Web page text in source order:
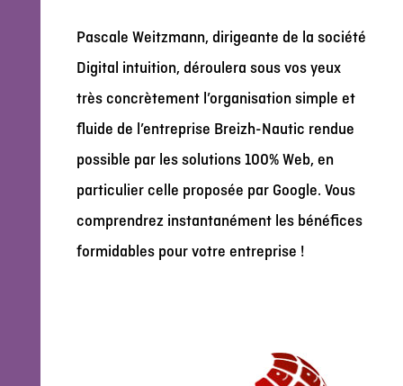
Pascale Weitzmann, dirigeante de la société
Digital intuition, déroulera sous vos yeux
très concrètement l’organisation simple et
fluide de l’entreprise Breizh-Nautic rendue
possible par les solutions 100% Web, en
particulier celle proposée par Google. Vous
comprendrez instantanément les bénéfices
formidables pour votre entreprise !